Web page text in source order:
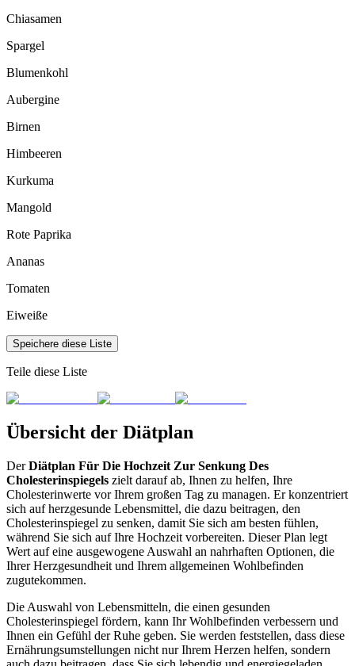
Chiasamen
Spargel
Blumenkohl
Aubergine
Birnen
Himbeeren
Kurkuma
Mangold
Rote Paprika
Ananas
Tomaten
Eiweiße
Speichere diese Liste
Teile diese Liste
Übersicht der Diätplan
DerDiätplan Für Die Hochzeit Zur Senkung Des
Cholesterinspiegels zielt darauf ab, Ihnen zu helfen, Ihre
Cholesterinwerte vor Ihrem großen Tag zu managen. Er konzentriert
sich auf herzgesunde Lebensmittel, die dazu beitragen, den
Cholesterinspiegel zu senken, damit Sie sich am besten fühlen,
während Sie sich auf Ihre Hochzeit vorbereiten. Dieser Plan legt
Wert auf eine ausgewogene Auswahl an nahrhaften Optionen, die
Ihrer Herzgesundheit und Ihrem allgemeinen Wohlbefinden
zugutekommen.
Die Auswahl von Lebensmitteln, die einen gesunden
Cholesterinspiegel fördern, kann Ihr Wohlbefinden verbessern und
Ihnen ein Gefühl der Ruhe geben. Sie werden feststellen, dass diese
Ernährungsumstellungen nicht nur Ihrem Herzen helfen, sondern